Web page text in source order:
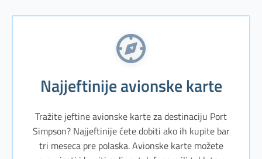
Najjeftinije avionske karte
Tražite jeftine avionske karte za destinaciju Port
Simpson? Najjeftinije ćete dobiti ako ih kupite bar
tri meseca pre polaska. Avionske karte možete